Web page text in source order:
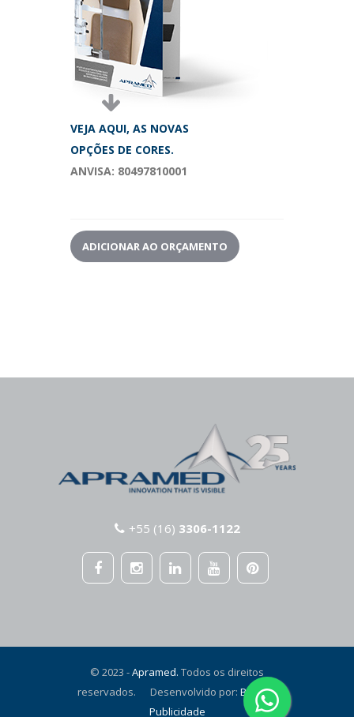
VEJA AQUI, AS NOVAS
OPÇÕES DE CORES.
ANVISA: 80497810001
ADICIONAR AO ORÇAMENTO
+55 (16) 3306-1122
© 2023 -Apramed. Todos os direitos
reservados. Desenvolvido por: Bentom
Publicidade